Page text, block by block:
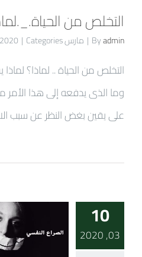
التخلص من
Byadmin
| مارس 10th, 2020 | Categories:
التخلص من الحياة .. لماذا؟
وما الذى يدفعه إلى هذا الأمر
على يقين بغض النظر عن سبب
10
03, 2020